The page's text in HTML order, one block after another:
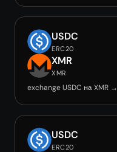
USDC
ERC20
XMR
XMR
exchange USDC на XMR →
USDC
ERC20